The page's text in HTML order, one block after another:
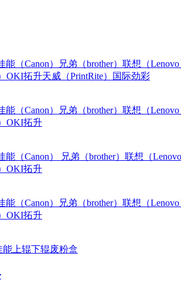
能（Canon） 兄弟（brother） 联想（
OKI拓升天威（PrintRite） 国际劲彩
能（Canon） 兄弟（brother） 联想（
OKI拓升
能（Canon） 兄弟（brother） 联想（
OKI拓升
能（Canon） 兄弟（brother） 联想（
OKI拓升
能 上辊下辊废粉盒